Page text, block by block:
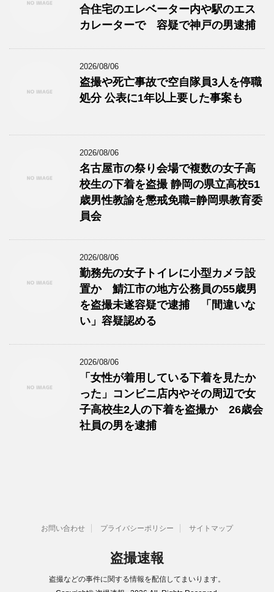
合住宅のエレベーター内や駅のエス
カレーターで 容疑で神戸の男逮捕
2026/08/06
盗撮や死亡事故で空自隊員3人を停職
処分 公表に1年以上要した事案も
2026/08/06
名古屋市の祭り会場で複数の女子高
校生の下着を盗撮 静岡の県立高校51
歳男性教諭を懲戒免職=静岡県教育委
員会
2026/08/06
勤務先の女子トイレに小型カメラ設
置か 鯖江市の地方公務員の55歳男
を盗撮未遂容疑で逮捕 「間違いな
い」容疑認める
2026/08/06
「女性が着用している下着を見たか
った」コンビニ店内やその周辺で女
子高校生2人の下着を盗撮か 26歳会
社員の男を逮捕
お問い合わせ プライバシーポリシー サイトマップ
盗撮速報
盗撮などの事件に関する情報を配信してまいります。